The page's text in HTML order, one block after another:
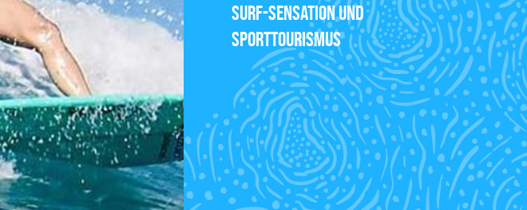
SURF-SENSATION UND
SPORTTOURISMUS